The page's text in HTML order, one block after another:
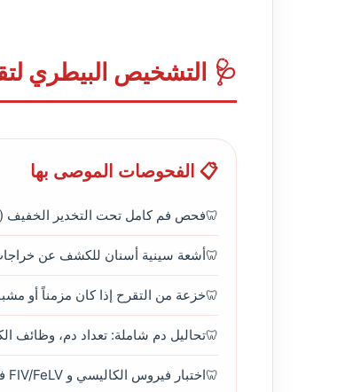
🩺 التشخيص البيطري
📋 الفحوصات الموصى بها
فحص فم كامل تحت التخدير الخفيف
أشعة سينية أسنان للكشف عن
خزعة من التقرح إذا كان مزمناً أو
تحاليل دم شاملة: تعداد دم، وظائف
اختبار فيروس الكاليسي و FIV/FeLV في حالة التقرحات المتعددة.